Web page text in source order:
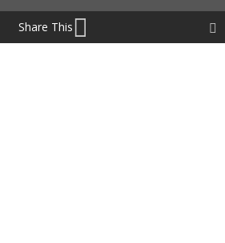
Share This